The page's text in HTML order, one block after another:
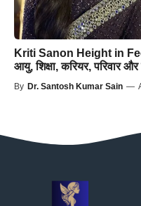
Kriti Sanon Height in
आयु, शिक्षा, करियर, परिवार और
By Dr. Santosh Kumar Sain —